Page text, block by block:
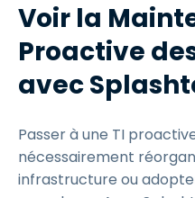
Voir la
Proactive
avec
Passer à une TI
nécessairement
infrastructure ou